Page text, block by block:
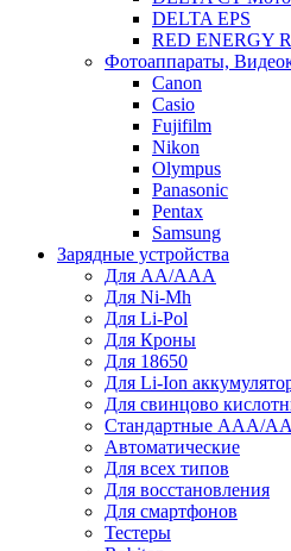
DELTA EPS
RED ENERGY
Фотоаппараты,
Canon
Casio
Fujifilm
Nikon
Olympus
Panasonic
Pentax
Samsung
Зарядные устройства
Для AA/AAA
Для Ni-Mh
Для Li-Pol
Для Кроны
Для 18650
Для Li-Ion
Для свинцово
Стандартные ААА/
Автоматические
Для всех типов
Для восстановления
Для смартфонов
Тестеры